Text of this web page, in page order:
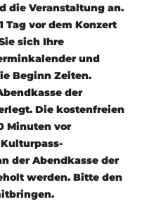
die Veranstaltung an.
Tag vor dem Konzert
sich Ihre
und
Beginn Zeiten.
der
Die kostenfreien
Minuten vor
der Abendkasse der
werden. Bitte den